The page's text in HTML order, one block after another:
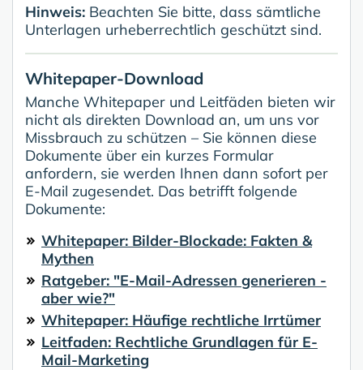
Hinweis: Beachten Sie bitte, dass sämtliche
Unterlagen urheberrechtlich geschützt sind.
Whitepaper-Download
Manche Whitepaper und Leitfäden bieten wir
nicht als direkten Download an, um uns vor
Missbrauch zu schützen – Sie können diese
Dokumente über ein kurzes Formular
anfordern, sie werden Ihnen dann sofort per
E-Mail zugesendet. Das betrifft folgende
Dokumente:
Whitepaper: Bilder-Blockade: Fakten &
Mythen
Ratgeber: "E-Mail-Adressen generieren -
aber wie?"
Whitepaper: Häufige rechtliche Irrtümer
Leitfaden: Rechtliche Grundlagen für E-
Mail-Marketing